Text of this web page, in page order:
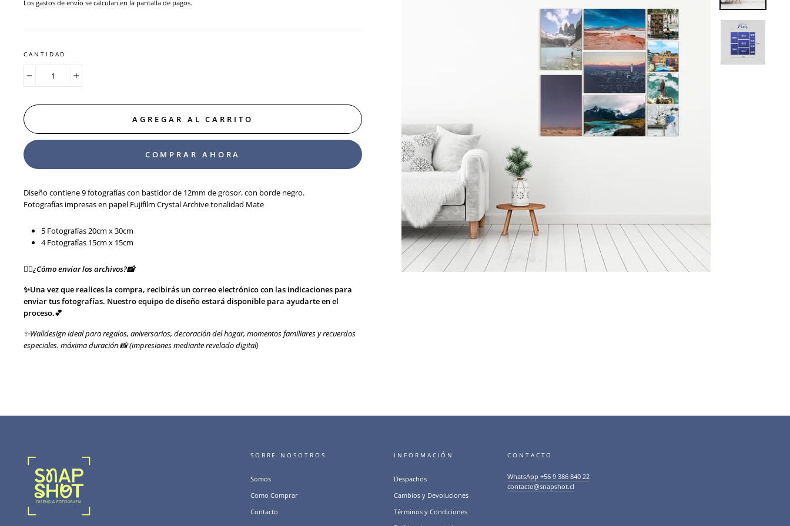
Los gastos de envío se calculan en la pantalla de pagos.
CANTIDAD
AGREGAR AL CARRITO
COMPRAR AHORA
Diseño contiene 9 fotografías con bastidor de 12mm de grosor, con borde negro.
Fotografías impresas en papel Fujifilm Crystal Archive tonalidad Mate
5 Fotografías 20cm x 30cm
4 Fotografías 15cm x 15cm
👉🏻¿Cómo enviar los archivos?📸
✨Una vez que realices la compra, recibirás un correo electrónico con las indicaciones para
enviar tus fotografías. Nuestro equipo de diseño estará disponible para ayudarte en el
proceso.💕
✨Walldesign ideal para regalos, aniversarios, decoración del hogar, momentos familiares y recuerdos
especiales. máxima duración 📸 (impresiones mediante revelado digital)
SOBRE NOSOTROS
Somos
Como Comprar
Contacto
INFORMACIÓN
Despachos
Cambios y Devoluciones
Términos y Condiciones
CONTACTO
WhatsApp +56 9 386 840 22
contacto@snapshot.cl